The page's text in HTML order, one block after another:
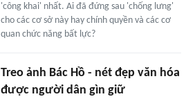
'công khai' nhất. Ai đã đứng sau 'chống lưng'
cho các cơ sở này hay chính quyền và các cơ
quan chức năng bất lực?
Treo ảnh Bác Hồ - nét đẹp văn hóa
được người dân gìn giữ